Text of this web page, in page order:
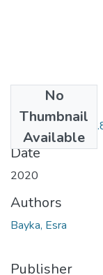
No
Thumbnail
Available
10358707.pdf
Date
2020
Authors
Bayka, Esra
Publisher